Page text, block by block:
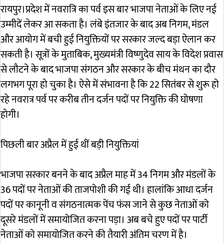
रायपुर।प्रदेश में नवरात्रि का पर्व इस बार भाजपा नेताओं के लिए नई
उम्मीदें लेकर आ सकता है। लंबे इंतजार के बाद अब निगम, मंडल
और आयोग में बची हुई नियुक्तियों पर सरकार जल्द बड़ा ऐलान कर
सकती है। सूत्रों के मुताबिक, मुख्यमंत्री विष्णुदेव साय के विदेश प्रवास
से लौटने के बाद भाजपा संगठन और सरकार के बीच मंथन का दौर
लगभग पूरा हो चुका है। ऐसे में संभावना है कि 22 सितंबर से शुरू हो
रहे नवरात्र पर्व पर करीब तीन दर्जन पदों पर नियुक्ति की घोषणा
होगी।
पिछली बार अप्रैल में हुई थीं बड़ी नियुक्तियां
भाजपा सरकार बनने के बाद अप्रैल माह में 34 निगम और मंडलों के
36 पदों पर नेताओं की ताजपोशी की गई थी। हालांकि आधा दर्जन
पदों पर कानूनी व संगठनात्मक पेंच फंस जाने से कुछ नेताओं को
दूसरे मंडलों में समायोजित करना पड़ा। अब बचे हुए पदों पर पार्टी
नेताओं को समायोजित करने की तैयारी अंतिम चरण में है।